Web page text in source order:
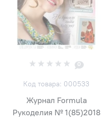
0
Код товара: 000533
Журнал Formula
Рукоделия № 1(85)2018